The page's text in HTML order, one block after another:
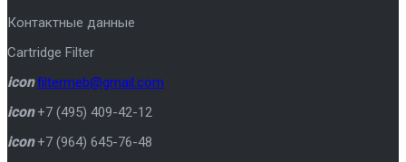
Контактные данные
Cartridge Filter
icon filtermeb@gmail.com
icon +7 (495) 409-42-12
icon +7 (964) 645-76-48